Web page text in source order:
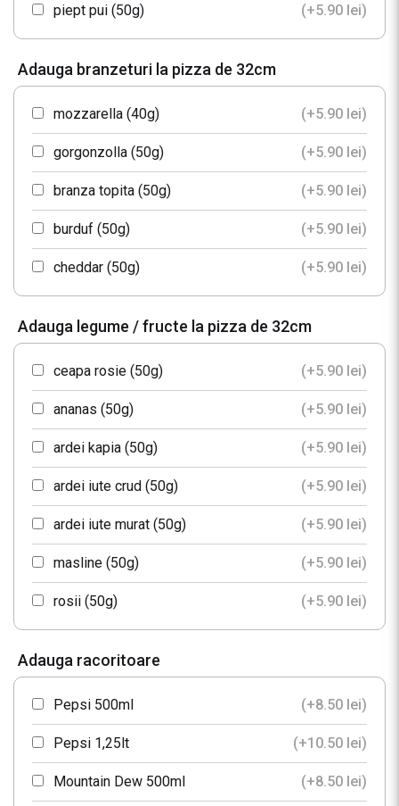
piept pui (50g) (+5.90 lei)
Adauga branzeturi la pizza de 32cm
mozzarella (40g) (+5.90 lei)
gorgonzolla (50g) (+5.90 lei)
branza topita (50g) (+5.90 lei)
burduf (50g) (+5.90 lei)
cheddar (50g) (+5.90 lei)
Adauga legume / fructe la pizza de 32cm
ceapa rosie (50g) (+5.90 lei)
ananas (50g) (+5.90 lei)
ardei kapia (50g) (+5.90 lei)
ardei iute crud (50g) (+5.90 lei)
ardei iute murat (50g) (+5.90 lei)
masline (50g) (+5.90 lei)
rosii (50g) (+5.90 lei)
ciuperci (50g) (+5.90lei)
porumb (50g) (+ )
Adauga racoritoare
Pepsi 500ml (+8.50 lei)
Pepsi 1,25lt (+10.50 lei)
Mountain Dew 500ml (+8.50 lei)